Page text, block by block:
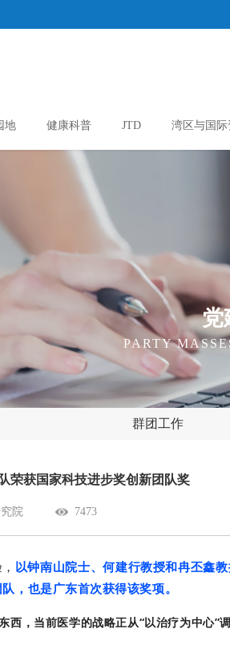
地 健康科普 JTD 湾区与国际
党
PARTY
群团工作
荣获国家科技进步奖创新团队奖
院 7473
以钟南山院士、何建行教授和冉丕鑫
，也是广东首次获得该奖项。
西，当前医学的战略正从“以治疗为中心”